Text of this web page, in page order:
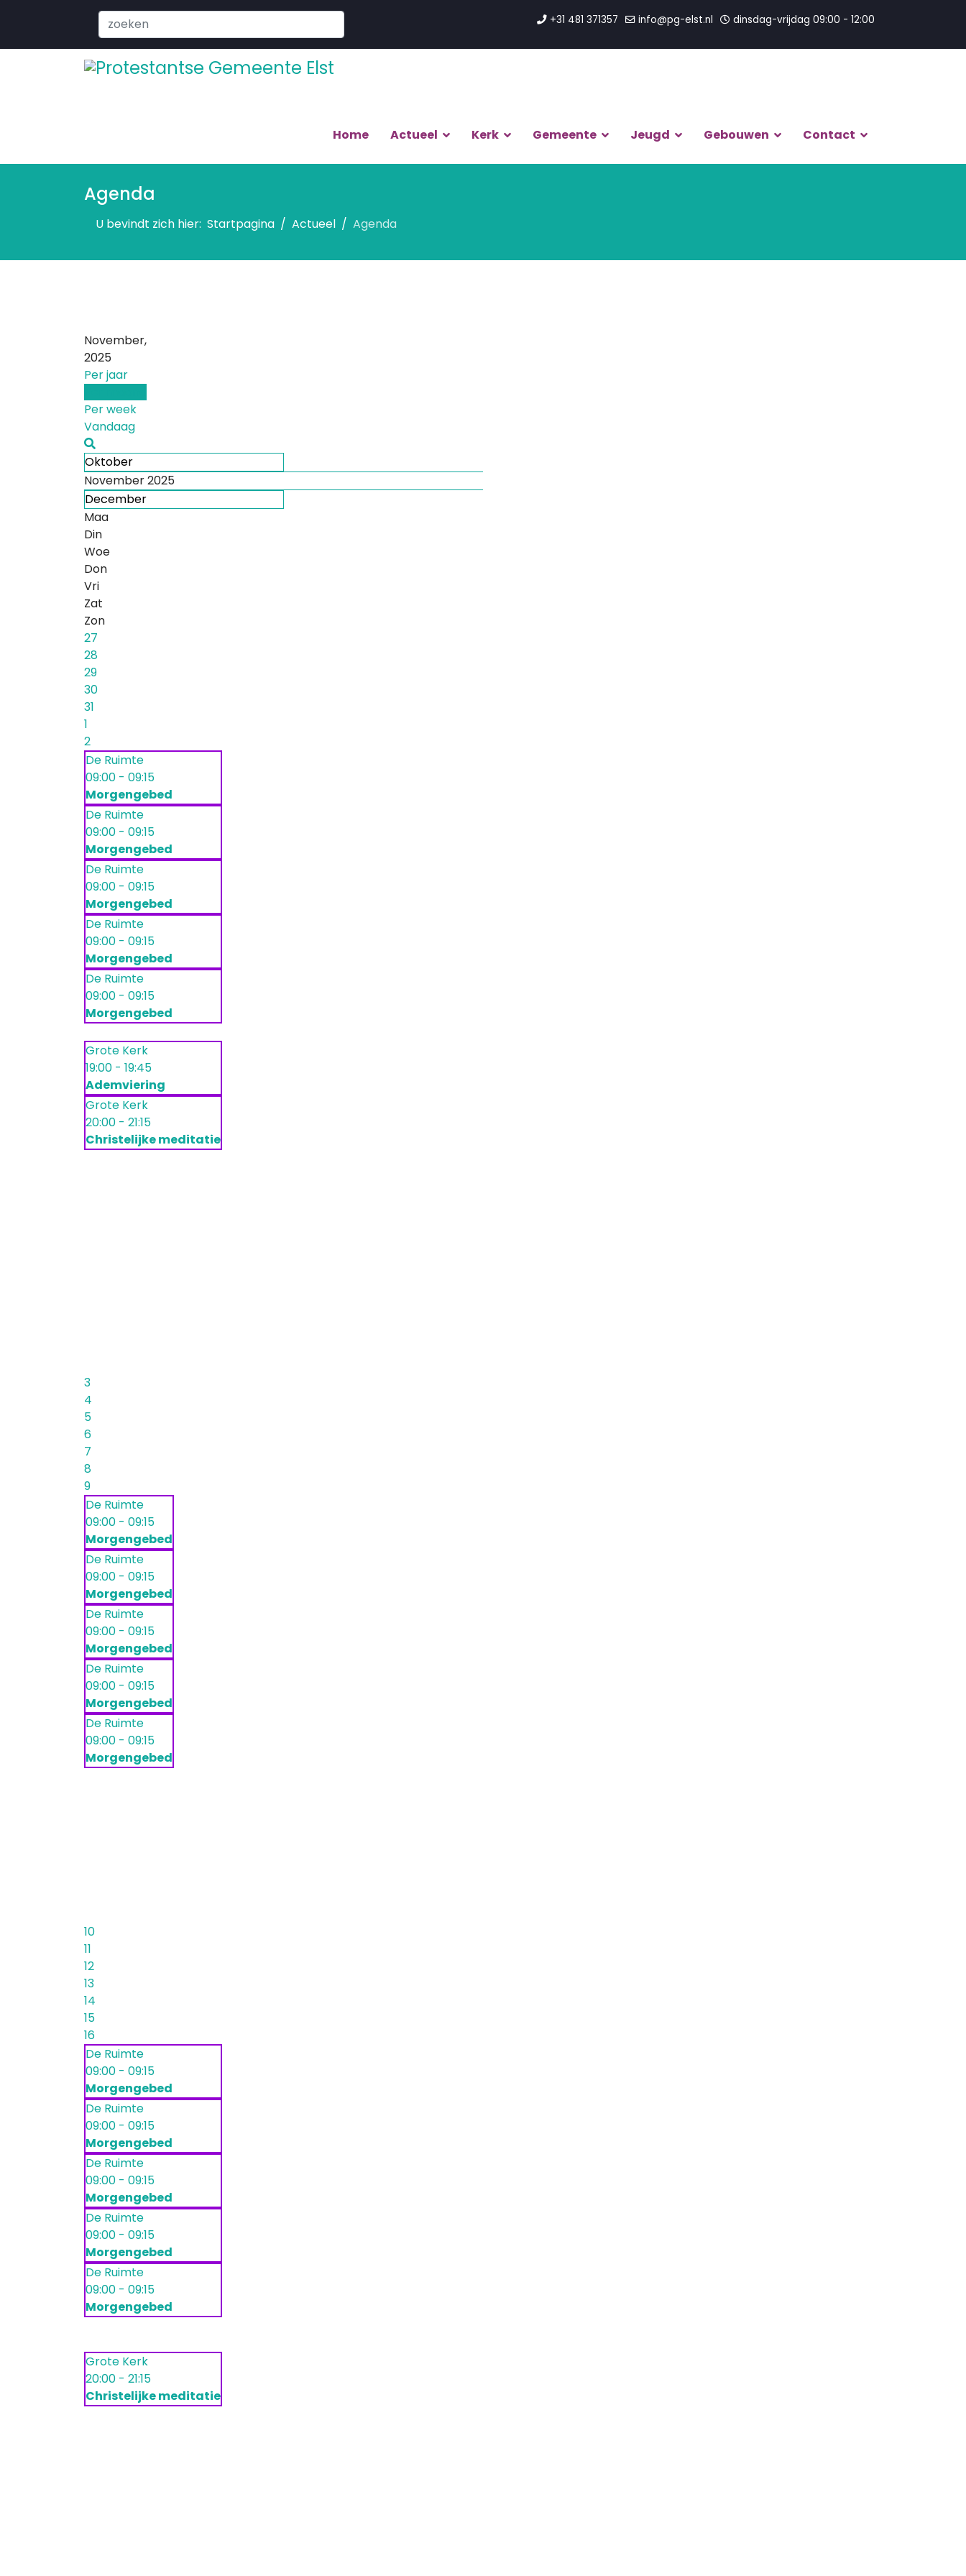
Search
...
+31 481 371357 info@pg-elst.nl dinsdag-vrijdag 09:00 - 12:00
Home Actueel Kerk Gemeente Jeugd Gebouwen Contact
Agenda
U bevindt zich hier: Startpagina Actueel Agenda
November,
2025
Per jaar
Per week
Vandaag
Oktober
November 2025
December
Maa
Din
Woe
Don
Vri
Zat
Zon
27
28
29
30
31
1
2
De Ruimte
09:00 - 09:15
Morgengebed
De Ruimte
09:00 - 09:15
Morgengebed
De Ruimte
09:00 - 09:15
Morgengebed
De Ruimte
09:00 - 09:15
Morgengebed
De Ruimte
09:00 - 09:15
Morgengebed
Grote Kerk
19:00 - 19:45
Ademviering
Grote Kerk
20:00 - 21:15
Christelijke meditatie
3
4
5
6
7
8
9
De Ruimte
09:00 - 09:15
Morgengebed
De Ruimte
09:00 - 09:15
Morgengebed
De Ruimte
09:00 - 09:15
Morgengebed
De Ruimte
09:00 - 09:15
Morgengebed
De Ruimte
09:00 - 09:15
Morgengebed
10
11
12
13
14
15
16
De Ruimte
09:00 - 09:15
Morgengebed
De Ruimte
09:00 - 09:15
Morgengebed
De Ruimte
09:00 - 09:15
Morgengebed
De Ruimte
09:00 - 09:15
Morgengebed
De Ruimte
09:00 - 09:15
Morgengebed
Grote Kerk
20:00 - 21:15
Christelijke meditatie